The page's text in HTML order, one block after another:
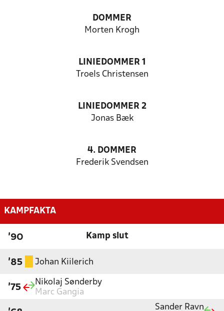
DOMMER
Morten Krogh
LINIEDOMMER 1
Troels Christensen
LINIEDOMMER 2
Jonas Bæk
4. DOMMER
Frederik Svendsen
KAMPFAKTA
'90 Kamp slut
'85 Johan Kiilerich
'75
Nikolaj Sønderby
Marc Gangia
Sander Ravn